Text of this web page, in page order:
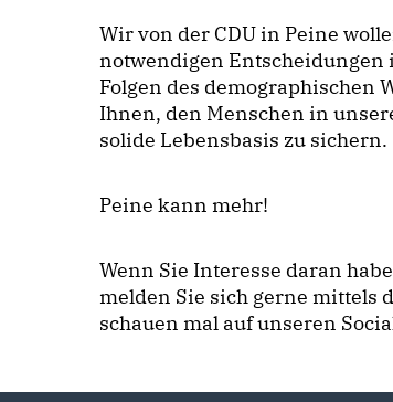
Wir von der CDU in Peine
notwendigen
Folgen des demographischen
Ihnen, den Menschen in
solide Lebensbasis zu sichern.
Peine kann mehr!
Wenn Sie Interesse daran
melden Sie sich gerne mittels
schauen mal auf unseren